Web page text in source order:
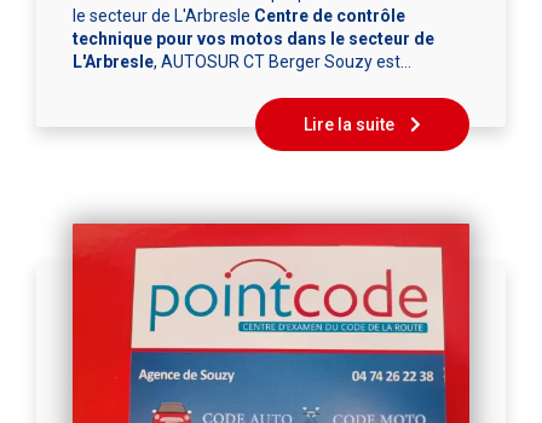
le secteur de L'Arbresle Centre de contrôle
technique pour vos motos dans le secteur de
L'Arbresle, AUTOSUR CT Berger Souzy est…
Lire la suite